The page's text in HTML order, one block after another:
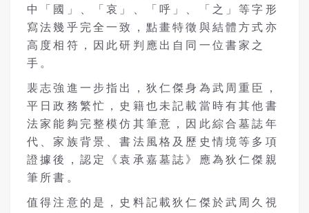
中「國」、「哀」、「呼」、「之」等字形
寫法幾乎完全一致，點畫特徵與結體方式亦
高度相符，因此研判應出自同一位書家之
手。
裴志強進一步指出，狄仁傑身為武周重臣，
平日政務繁忙，史籍也未記載當時有其他書
法家能夠完整模仿其筆意，因此綜合墓誌年
代、家族背景、書法風格及歷史情境等多項
證據後，認定《袁承嘉墓誌》應為狄仁傑親
筆所書。
值得注意的是，史料記載狄仁傑於武周久視